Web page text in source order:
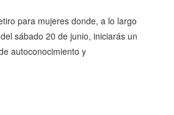
para mujeres donde, a lo largo
sábado 20 de junio, iniciarás un
autoconocimiento y